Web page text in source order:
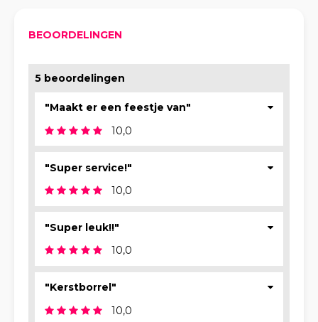
BEOORDELINGEN
5 beoordelingen
"Maakt er een feestje van"
10,0
"Super service!"
10,0
"Super leuk!!"
10,0
"Kerstborrel"
10,0